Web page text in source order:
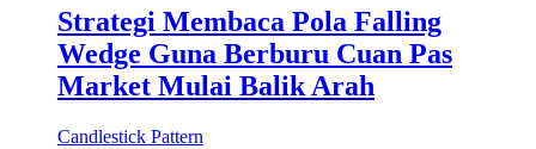
Strategi Membaca Pola Falling
Wedge Guna Berburu Cuan Pas
Market Mulai Balik Arah
Candlestick Pattern